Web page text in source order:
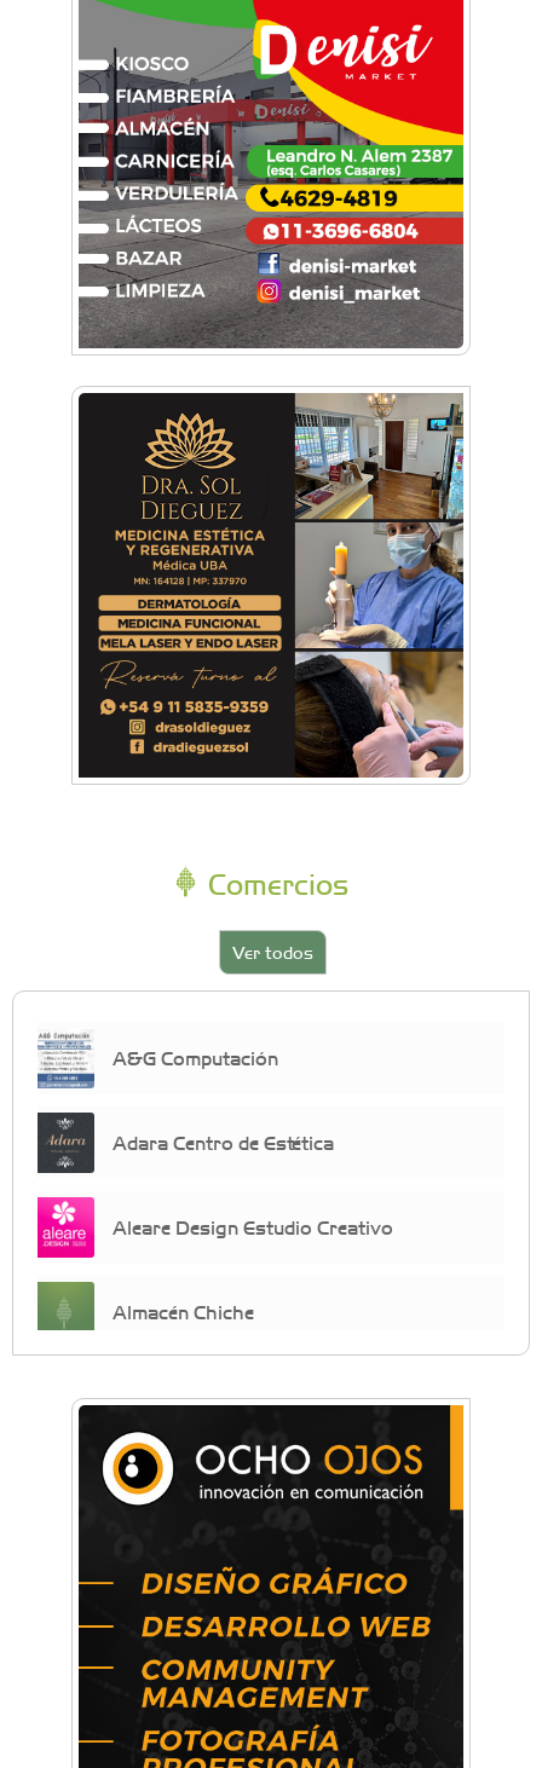
Comercios
Ver todos
A&G Computación
Adara Centro de Estética
Aleare Design Estudio Creativo
Almacén Chiche
crecimiento personal
Arq. Horacio Alejandro Sánchez
Artística ApasionArte
Artística Veral